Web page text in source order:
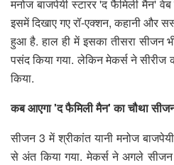
मनोज बाजपेयी स्टारर 'द फैमिली मैन'
इसमें दिखाए गए रॉ-एक्शन, कहानी और
हुआ है. हाल ही में इसका तीसरा सीजन
पसंद किया गया. लेकिन मेकर्स ने
किया.
कब आएगा 'द फैमिली मैन' का चौथा
सीजन 3 में श्रीकांत यानी मनोज
से अंत किया गया. मेकर्स ने अगले